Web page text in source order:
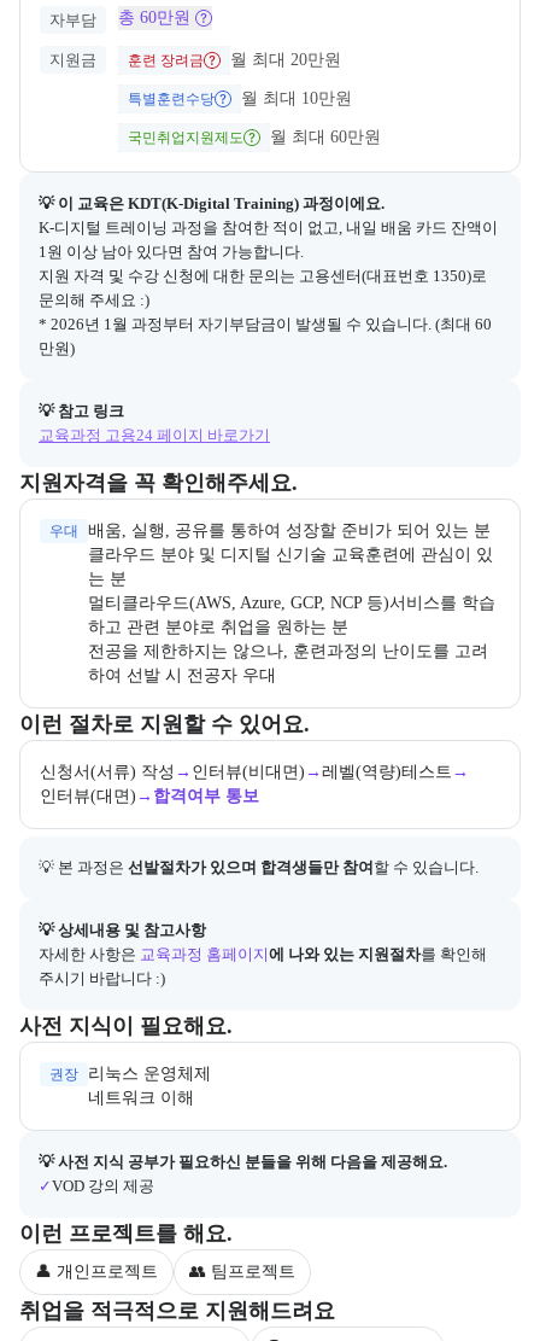
자부담 총 60만원
지원금 훈련 장려금 월 최대 20만원
특별훈련수당 월 최대 10만원
국민취업지원제도 월 최대 60만원
💡 이 교육은 KDT(K-Digital Training) 과정이에요.
K-디지털 트레이닝 과정을 참여한 적이 없고, 내일 배움 카드 잔액이
1원 이상 남아 있다면 참여 가능합니다.
지원 자격 및 수강 신청에 대한 문의는 고용센터(대표번호 1350)로
문의해 주세요 :)
* 2026년 1월 과정부터 자기부담금이 발생될 수 있습니다. (최대 60
만원)
💡 참고 링크
교육과정 고용24 페이지 바로가기
지원자격을 꼭 확인해주세요.
교육과정 지원 자격과 우대 사항을 각각 묶어서 안내한다.
우대
배움, 실행, 공유를 통하여 성장할 준비가 되어 있는 분
클라우드 분야 및 디지털 신기술 교육훈련에 관심이 있
는 분
멀티클라우드(AWS, Azure, GCP, NCP 등)서비스를 학습
하고 관련 분야로 취업을 원하는 분
전공을 제한하지는 않으나, 훈련과정의 난이도를 고려
하여 선발 시 전공자 우대
이런 절차로 지원할 수 있어요.
교육과정 지원 절차와 참여 조건, 상세 참고사항을 안내한다.
신청서(서류) 작성 → 인터뷰(비대면) → 레벨(역량)테스트 →
인터뷰(대면) → 합격여부 통보
💡 본 과정은 선발절차가 있으며 합격생들만 참여 할 수 있습니다.
💡 상세내용 및 참고사항
아래에는 지원 절차의 상세 설명 및 참고 링크가 포함된다.
자세한 사항은 교육과정 홈페이지에 나와 있는 지원절차를 확인해
주시기 바랍니다 :)
사전 지식이 필요해요.
수강 전 준비하면 좋은 필수 및 권장 사전 지식과, 사전 학습 자료 제
권장
리눅스 운영체제
네트워크 이해
사전 지식 공부가 필요한 수강생을 위해 제공되는 자료 목록이다.
💡 사전 지식 공부가 필요하신 분들을 위해 다음을 제공해요.
✓VOD 강의 제공
이런 프로젝트를 해요.
부트캠프 과정에서 진행하는 프로젝트 유형을 안내한다.
👤 개인프로젝트 👥 팀프로젝트
취업을 적극적으로 지원해드려요
부트캠프 수강생을 대상으로 제공되는 취업 지원 서비스를 안내한다.